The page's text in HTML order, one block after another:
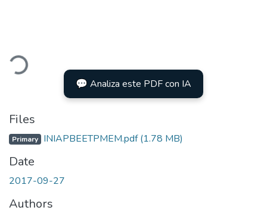
💬 Analiza este PDF con IA
Files
Primary INIAPBEETPMEM.pdf(1.78 MB)
Date
2017-09-27
Authors